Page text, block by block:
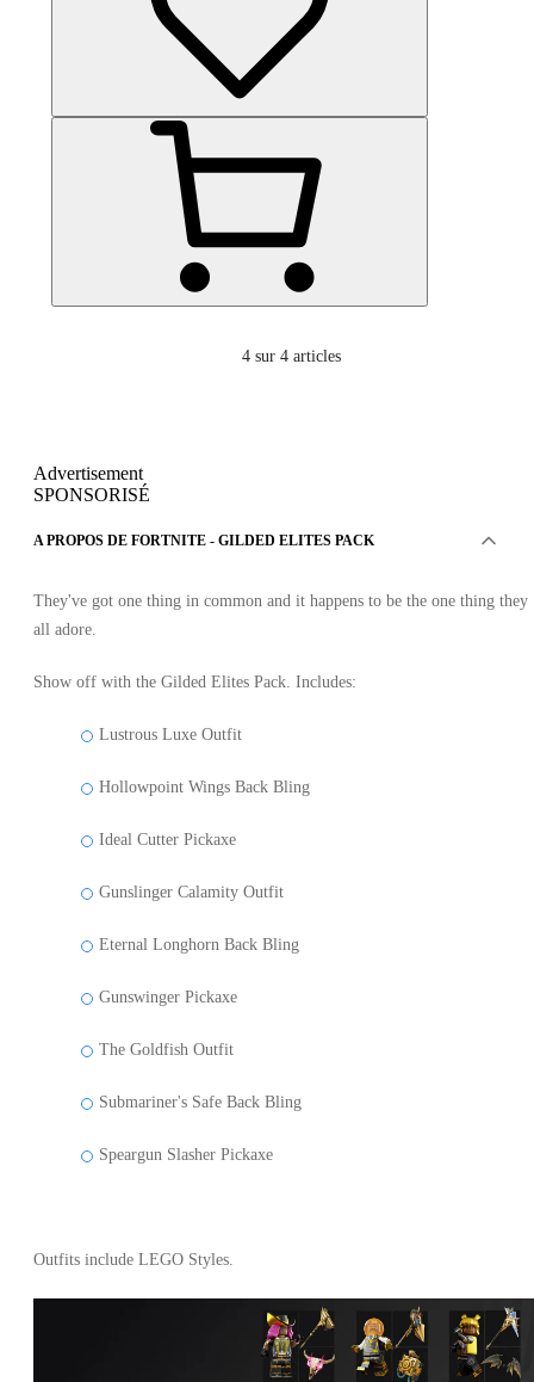
4 sur 4 articles
Advertisement
SPONSORISÉ
A PROPOS DE FORTNITE - GILDED ELITES PACK
They've got one thing in common and it happens to be the one thing they
all adore.
Show off with the Gilded Elites Pack. Includes:
Lustrous Luxe Outfit
Hollowpoint Wings Back Bling
Ideal Cutter Pickaxe
Gunslinger Calamity Outfit
Eternal Longhorn Back Bling
Gunswinger Pickaxe
The Goldfish Outfit
Submariner's Safe Back Bling
Speargun Slasher Pickaxe
Outfits include LEGO Styles.